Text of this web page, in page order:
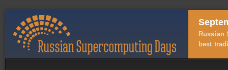
Russian
best